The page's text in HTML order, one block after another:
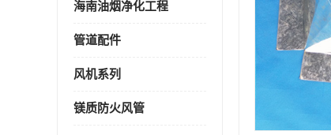
海南油烟净化工程
管道配件
风机系列
镁质防火风管